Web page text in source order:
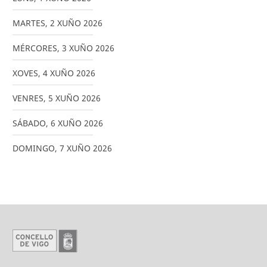
MARTES, 2 XUÑO 2026
MÉRCORES, 3 XUÑO 2026
XOVES, 4 XUÑO 2026
VENRES, 5 XUÑO 2026
SÁBADO, 6 XUÑO 2026
DOMINGO, 7 XUÑO 2026